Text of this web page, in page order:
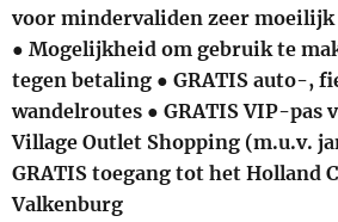
voor mindervaliden zeer moeilijk
● Mogelijkheid om gebruik te
tegen betaling ● GRATIS auto-,
wandelroutes ● GRATIS VIP-pas
Village Outlet Shopping (m.u.v.
GRATIS toegang tot het Holland
Valkenburg